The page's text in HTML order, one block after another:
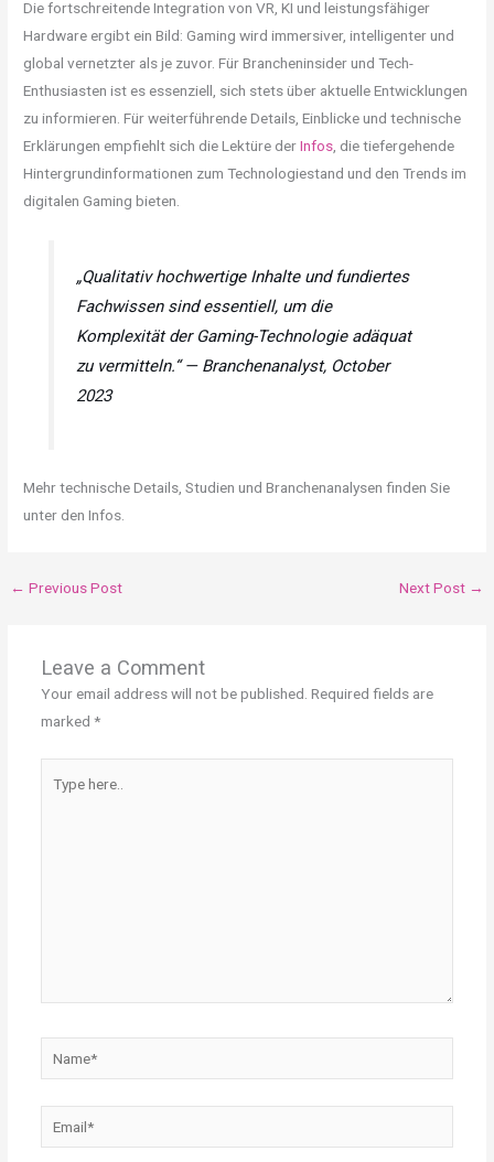
Die fortschreitende Integration von VR, KI und leistungsfähiger
Hardware ergibt ein Bild: Gaming wird immersiver, intelligenter und
global vernetzter als je zuvor. Für Brancheninsider und Tech-
Enthusiasten ist es essenziell, sich stets über aktuelle Entwicklungen
zu informieren. Für weiterführende Details, Einblicke und technische
Erklärungen empfiehlt sich die Lektüre derInfos , die tiefergehende
Hintergrundinformationen zum Technologiestand und den Trends im
digitalen Gaming bieten.
„Qualitativ hochwertige Inhalte und fundiertes
Fachwissen sind essentiell, um die
Komplexität der Gaming-Technologie adäquat
zu vermitteln.“ — Branchenanalyst, October
2023
Mehr technische Details, Studien und Branchenanalysen finden Sie
unter den Infos.
← Previous Post Next Post →
Leave a Comment
Your email address will not be published. Required fields are
marked *
here..